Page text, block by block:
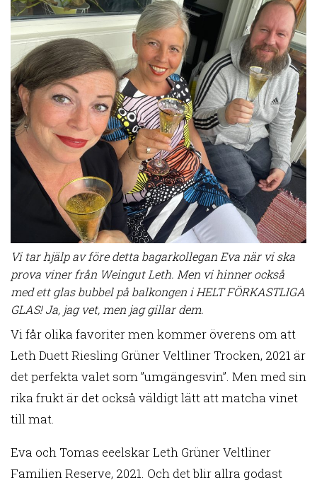
Vi tar hjälp av före detta bagarkollegan Eva när vi ska
prova viner från Weingut Leth. Men vi hinner också
med ett glas bubbel på balkongen i HELT FÖRKASTLIGA
GLAS! Ja, jag vet, men jag gillar dem.
Vi får olika favoriter men kommer överens om att
Leth Duett Riesling Grüner Veltliner Trocken, 2021 är
det perfekta valet som ”umgängesvin”. Men med sin
rika frukt är det också väldigt lätt att matcha vinet
till mat.
Eva och Tomas eeelskar Leth Grüner Veltliner
Familien Reserve, 2021. Och det blir allra godast